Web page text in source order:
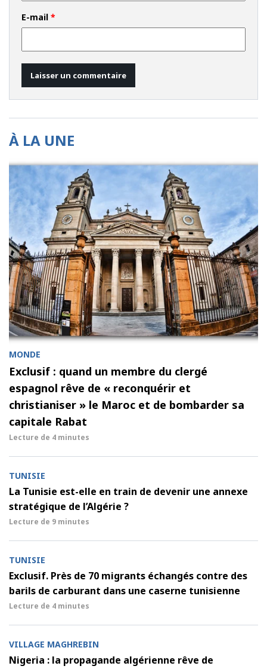
E-mail *
À LA UNE
MONDE
Exclusif : quand un membre du clergé
espagnol rêve de « reconquérir et
christianiser » le Maroc et de bombarder sa
capitale Rabat
Lecture de 4 minutes
TUNISIE
La Tunisie est-elle en train de devenir une annexe
stratégique de l’Algérie ?
Lecture de 9 minutes
TUNISIE
Exclusif. Près de 70 migrants échangés contre des
barils de carburant dans une caserne tunisienne
Lecture de 4 minutes
VILLAGE MAGHREBIN
Nigeria : la propagande algérienne rêve de